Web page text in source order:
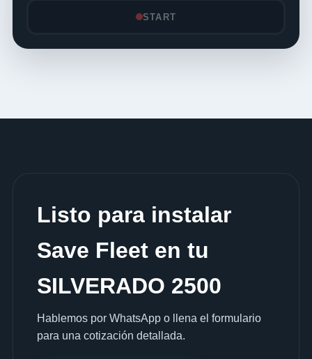
START
Listo para instalar
Save Fleet en tu
SILVERADO 2500
Hablemos por WhatsApp o llena el formulario
para una cotización detallada.